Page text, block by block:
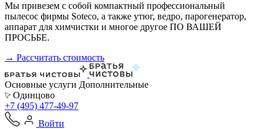
Мы привезем с собой компактный профессиональный
пылесос фирмы Soteco, а также утюг, ведро, парогенератор,
аппарат для химчистки и многое другое ПО ВАШЕЙ
ПРОСЬБЕ.
→ Рассчитать стоимость
Основные услуги Дополнительные
Одинцово
+7 (495) 477-49-97
Войти